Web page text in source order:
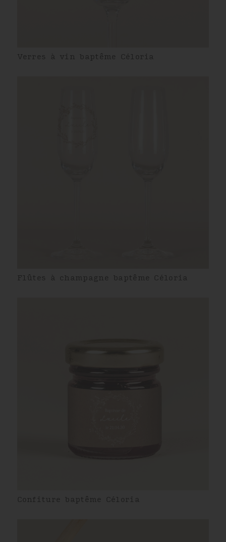
Verres à vin baptême Céloria
Flûtes à champagne baptême Céloria
Confiture baptême Céloria